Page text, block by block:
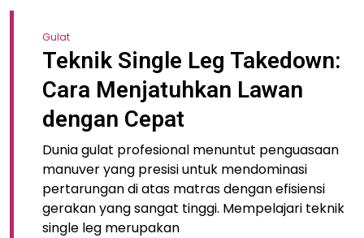
Gulat
Teknik Single Leg Takedown:
Cara Menjatuhkan Lawan
dengan Cepat
Dunia gulat profesional menuntut penguasaan
manuver yang presisi untuk mendominasi
pertarungan di atas matras dengan efisiensi
gerakan yang sangat tinggi. Mempelajari teknik
single leg merupakan